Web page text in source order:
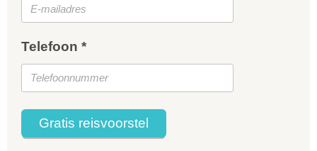
Telefoon *
Gratis reisvoorstel